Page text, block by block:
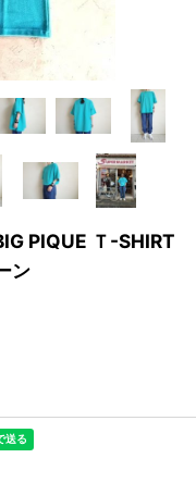
PIQUE Ｔ-SHIRT
ン